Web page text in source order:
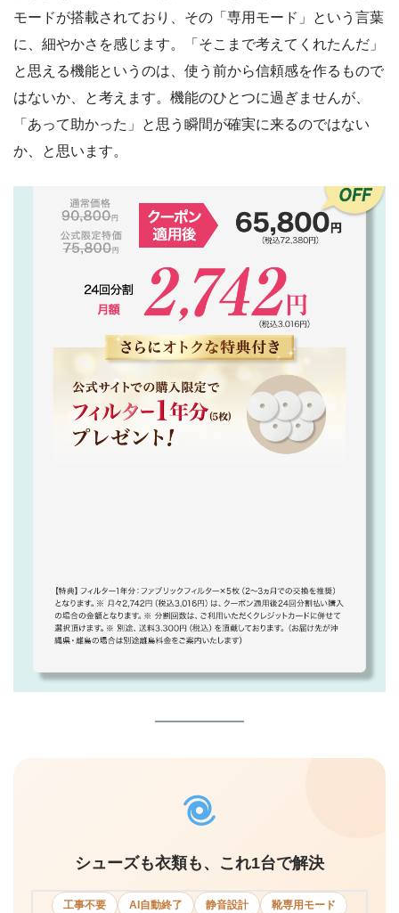
モードが搭載されており、その「専用モード」という言葉
に、細やかさを感じます。「そこまで考えてくれたんだ」
と思える機能というのは、使う前から信頼感を作るもので
はないか、と考えます。機能のひとつに過ぎませんが、
「あって助かった」と思う瞬間が確実に来るのではない
か、と思います。
シューズも衣類も、これ1台で解決
工事不要 AI自動終了 静音設計 靴専用モード